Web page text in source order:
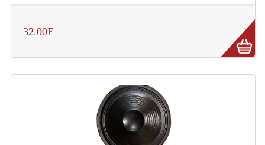
Enceintes Et Caissons Basses
Packs Sono
Enceintes Amplifiées Actives
32.00E